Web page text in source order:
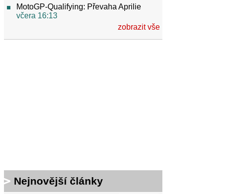
MotoGP-Qualifying: Převaha Aprilie
včera 16:13
zobrazit vše
Nejnovější články